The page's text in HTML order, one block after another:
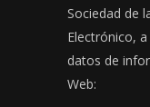
Sociedad de
Electrónico,
datos de
Web: